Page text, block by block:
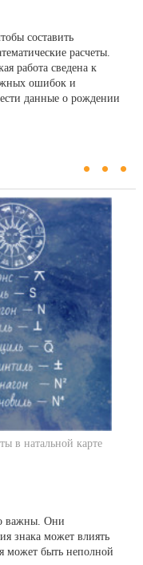
составить
расчеты.
работа сведена к
ошибок и
данные о рождении
...
в натальной карте
важны. Они
знака может влиять
может быть неполной